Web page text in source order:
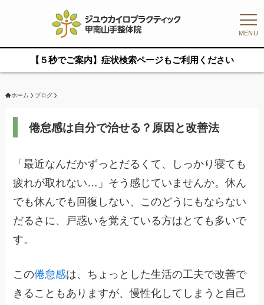
MENU
【５秒でご案内】症状検索ページもご利用ください
ホーム ブログ
倦怠感は自分で治せる？原因と改善法
「最近なんだかずっとだるくて、しっかり寝ても
疲れが取れない…」そう感じていませんか。休ん
でも休んでも回復しない、このどうにもならない
だるさに、戸惑いを覚えている方はとても多いで
す。
この倦怠感は、ちょっとした生活の工夫で改善で
きることもありますが、慢性化してしまうと自己